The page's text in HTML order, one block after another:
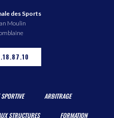
des Sports
Moulin
SPORTIVE ARBITRAGE
STRUCTURES FORMATION